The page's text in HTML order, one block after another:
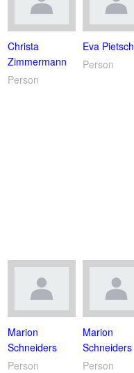
Christa
Zimmermann
Person
Eva Pietsch
Person
Marion
Schneiders
Person
Marion
Schneiders
Person